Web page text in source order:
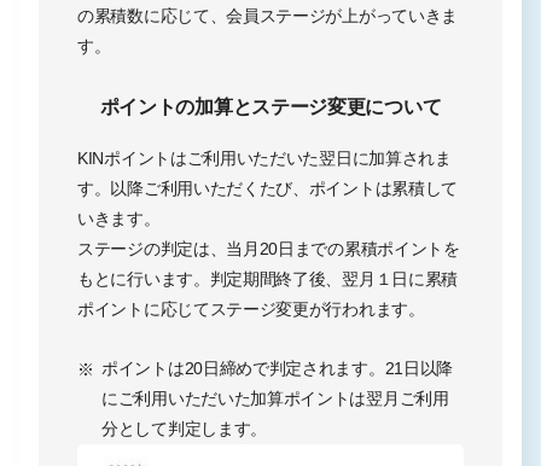
の累積数に応じて、会員ステージが上がっていきま
す。
ポイントの加算とステージ変更について
KINポイントはご利用いただいた翌日に加算されま
す。以降ご利用いただくたび、ポイントは累積して
いきます。
ステージの判定は、当月20日までの累積ポイントを
もとに行います。判定期間終了後、翌月１日に累積
ポイントに応じてステージ変更が行われます。
ポイントは20日締めで判定されます。21日以降
にご利用いただいた加算ポイントは翌月ご利用
分として判定します。